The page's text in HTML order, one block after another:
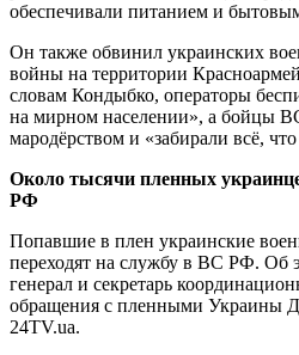
обеспечивали питанием и
Он также обвинил украинских
войны на территории
словам Кондыбко, операторы
на мирном населении», а бойцы
мародёрством и «забирали всё,
Около тысячи пленных
РФ
Попавшие в плен украинские
переходят на службу в ВС РФ. Об
генерал и секретарь
обращения с пленными Украины
24TV.ua.